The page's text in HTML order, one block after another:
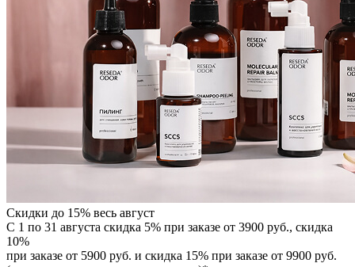
Скидки до 15% весь август
С 1 по 31 августа скидка 5% при заказе от 3900 руб., скидка
10%
при заказе от 5900 руб. и скидка 15% при заказе от 9900 руб.